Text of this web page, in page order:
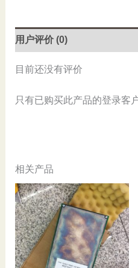
量
用户评价 (0)
目前还没有评价
只有已购买此产品的登录客
相关产品